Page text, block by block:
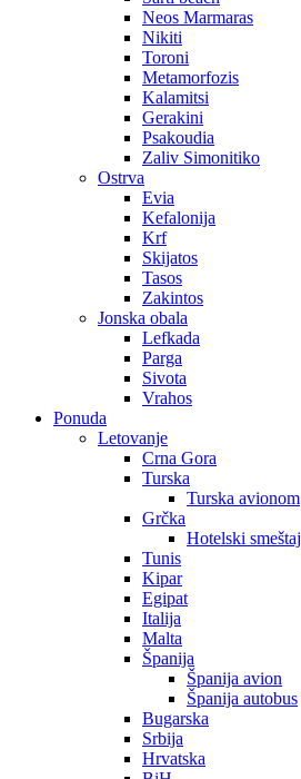
Neos Marmaras
Nikiti
Toroni
Metamorfozis
Kalamitsi
Gerakini
Psakoudia
Zaliv Simonitiko
Ostrva
Evia
Kefalonija
Krf
Skijatos
Tasos
Zakintos
Jonska obala
Lefkada
Parga
Sivota
Vrahos
Ponuda
Letovanje
Crna Gora
Turska
Turska avionom
Grčka
Hotelski smeštaj
Tunis
Kipar
Egipat
Italija
Malta
Španija
Španija avion
Španija autobus
Bugarska
Srbija
Hrvatska